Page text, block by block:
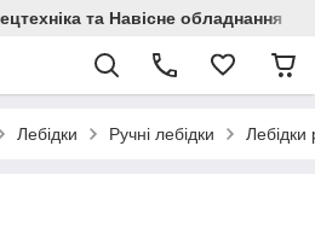
та Навісне обладнання
Лебідки Ручні лебідки Лебідки